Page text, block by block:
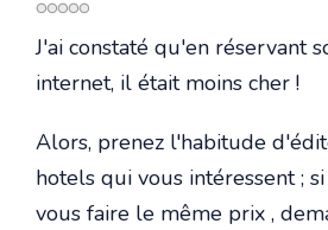
J'ai constaté qu'en réservant
internet, il était moins cher !
Alors, prenez l'habitude
hotels qui vous intéressent ;
vous faire le même prix ,